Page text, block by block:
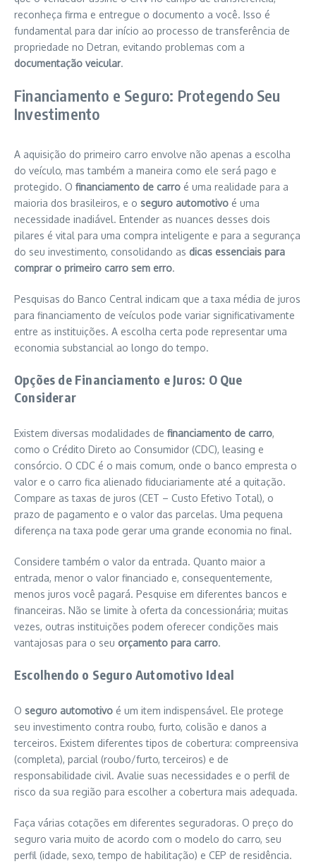
reconheça firma e entregue o documento a você. Isso é
fundamental para dar início ao processo de transferência de
propriedade no Detran, evitando problemas com a
documentação veicular.
Financiamento e Seguro: Protegendo Seu
Investimento
A aquisição do primeiro carro envolve não apenas a escolha
do veículo, mas também a maneira como ele será pago e
protegido. O financiamento de carro é uma realidade para a
maioria dos brasileiros, e o seguro automotivo é uma
necessidade inadiável. Entender as nuances desses dois
pilares é vital para uma compra inteligente e para a segurança
do seu investimento, consolidando as dicas essenciais para
comprar o primeiro carro sem erro.
Pesquisas do Banco Central indicam que a taxa média de juros
para financiamento de veículos pode variar significativamente
entre as instituições. A escolha certa pode representar uma
economia substancial ao longo do tempo.
Opções de Financiamento e Juros: O Que
Considerar
Existem diversas modalidades de financiamento de carro,
como o Crédito Direto ao Consumidor (CDC), leasing e
consórcio. O CDC é o mais comum, onde o banco empresta o
valor e o carro fica alienado fiduciariamente até a quitação.
Compare as taxas de juros (CET – Custo Efetivo Total), o
prazo de pagamento e o valor das parcelas. Uma pequena
diferença na taxa pode gerar uma grande economia no final.
Considere também o valor da entrada. Quanto maior a
entrada, menor o valor financiado e, consequentemente,
menos juros você pagará. Pesquise em diferentes bancos e
financeiras. Não se limite à oferta da concessionária; muitas
vezes, outras instituições podem oferecer condições mais
vantajosas para o seu orçamento para carro.
Escolhendo o Seguro Automotivo Ideal
O seguro automotivo é um item indispensável. Ele protege
seu investimento contra roubo, furto, colisão e danos a
terceiros. Existem diferentes tipos de cobertura: compreensiva
(completa), parcial (roubo/furto, terceiros) e de
responsabilidade civil. Avalie suas necessidades e o perfil de
risco da sua região para escolher a cobertura mais adequada.
Faça várias cotações em diferentes seguradoras. O preço do
seguro varia muito de acordo com o modelo do carro, seu
perfil (idade, sexo, tempo de habilitação) e CEP de residência.